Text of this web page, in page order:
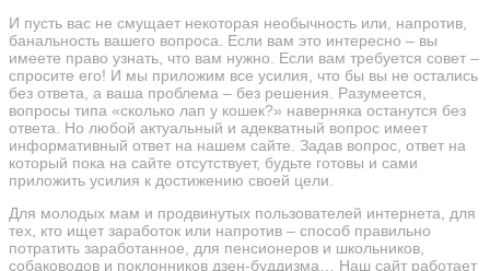
И пусть вас не смущает некоторая необычность или, напротив,
банальность вашего вопроса. Если вам это интересно – вы
имеете право узнать, что вам нужно. Если вам требуется совет –
спросите его! И мы приложим все усилия, что бы вы не остались
без ответа, а ваша проблема – без решения. Разумеется,
вопросы типа «сколько лап у кошек?» наверняка останутся без
ответа. Но любой актуальный и адекватный вопрос имеет
информативный ответ на нашем сайте. Задав вопрос, ответ на
который пока на сайте отсутствует, будьте готовы и сами
приложить усилия к достижению своей цели.
Для молодых мам и продвинутых пользователей интернета, для
тех, кто ищет заработок или напротив – способ правильно
потратить заработанное, для пенсионеров и школьников,
собаководов и поклонников дзен-буддизма… Наш сайт работает